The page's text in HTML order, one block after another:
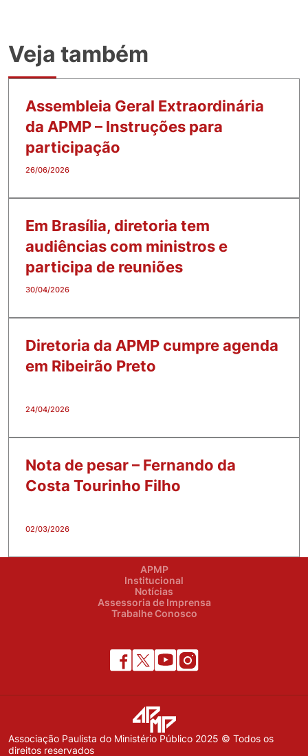
Veja também
Assembleia Geral Extraordinária
da APMP – Instruções para
participação
26/06/2026
Em Brasília, diretoria tem
audiências com ministros e
participa de reuniões
30/04/2026
Diretoria da APMP cumpre agenda
em Ribeirão Preto
24/04/2026
Nota de pesar – Fernando da
Costa Tourinho Filho
02/03/2026
APMP
Institucional
Notícias
Assessoria de Imprensa
Trabalhe Conosco
Associação Paulista do Ministério Público 2025 © Todos os
direitos reservados